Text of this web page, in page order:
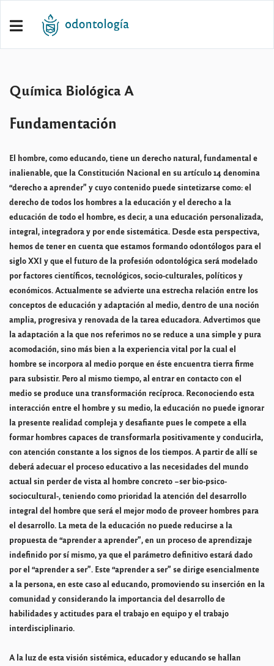
Química Biológica A
Fundamentación
El hombre, como educando, tiene un derecho natural, fundamental e
inalienable, que la Constitución Nacional en su artículo 14 denomina
“derecho a aprender” y cuyo contenido puede sintetizarse como: el
derecho de todos los hombres a la educación y el derecho a la
educación de todo el hombre, es decir, a una educación personalizada,
integral, integradora y por ende sistemática. Desde esta perspectiva,
hemos de tener en cuenta que estamos formando odontólogos para el
siglo XXI y que el futuro de la profesión odontológica será modelado
por factores científicos, tecnológicos, socio-culturales, políticos y
económicos. Actualmente se advierte una estrecha relación entre los
conceptos de educación y adaptación al medio, dentro de una noción
amplia, progresiva y renovada de la tarea educadora. Advertimos que
la adaptación a la que nos referimos no se reduce a una simple y pura
acomodación, sino más bien a la experiencia vital por la cual el
hombre se incorpora al medio porque en éste encuentra tierra firme
para subsistir. Pero al mismo tiempo, al entrar en contacto con el
medio se produce una transformación recíproca. Reconociendo esta
interacción entre el hombre y su medio, la educación no puede ignorar
la presente realidad compleja y desafiante pues le compete a ella
formar hombres capaces de transformarla positivamente y conducirla,
con atención constante a los signos de los tiempos. A partir de allí se
deberá adecuar el proceso educativo a las necesidades del mundo
actual sin perder de vista al hombre concreto –ser bio-psico-
sociocultural-, teniendo como prioridad la atención del desarrollo
integral del hombre que será el mejor modo de proveer hombres para
el desarrollo. La meta de la educación no puede reducirse a la
propuesta de “aprender a aprender”, en un proceso de aprendizaje
indefinido por sí mismo, ya que el parámetro definitivo estará dado
por el “aprender a ser”. Este “aprender a ser” se dirige esencialmente
a la persona, en este caso al educando, promoviendo su inserción en la
comunidad y considerando la importancia del desarrollo de
habilidades y actitudes para el trabajo en equipo y el trabajo
interdisciplinario.
A la luz de esta visión sistémica, educador y educando se hallan